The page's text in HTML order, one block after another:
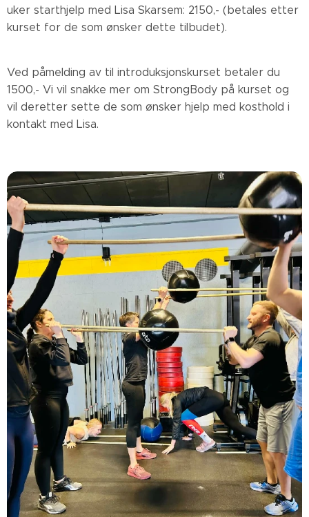
uker starthjelp med Lisa Skarsem: 2150,- (betales etter
kurset for de som ønsker dette tilbudet).
Ved påmelding av til introduksjonskurset betaler du
1500,- Vi vil snakke mer om StrongBody på kurset og
vil deretter sette de som ønsker hjelp med kosthold i
kontakt med Lisa.